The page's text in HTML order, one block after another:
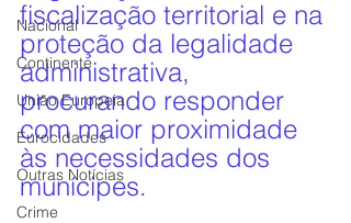
Nacional
Continente
União Europeia
Eurocidades
Outras Notícias
Crime
fiscalização territorial e na
proteção da legalidade
administrativa,
procurando responder
com maior proximidade
às necessidades dos
munícipes.